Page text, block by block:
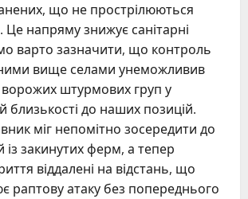
що не прострілюються
напряму знижує санітарні
варто зазначити, що контроль
вище селами унеможливив
штурмових груп у
близькості до наших позицій.
міг непомітно зосередити до
із закинутих ферм, а тепер
віддалені на відстань, що
раптову атаку без попереднього